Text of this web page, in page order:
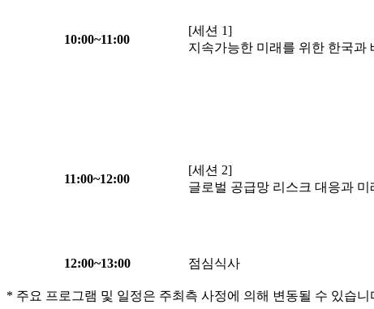
10:00~11:00
[세션 1]
지속가능한 미래를 위한 한국과
11:00~12:00
[세션 2]
글로벌 공급망 리스크 대응과
12:00~13:00 점심식사
* 주요 프로그램 및 일정은 주최측 사정에 의해 변동될 수 있습니